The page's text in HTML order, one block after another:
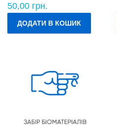
50,00 грн.
ДОДАТИ В КОШИК